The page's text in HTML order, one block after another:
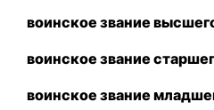
воинское звание
воинское звание
воинское звание